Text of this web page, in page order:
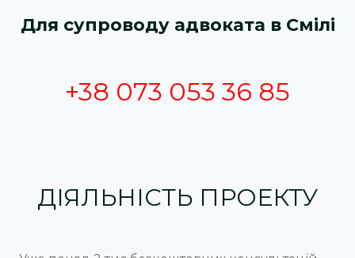
Для супроводу адвоката в Смілі
+38 073 053 36 85
ДІЯЛЬНІСТЬ ПРОЕКТУ